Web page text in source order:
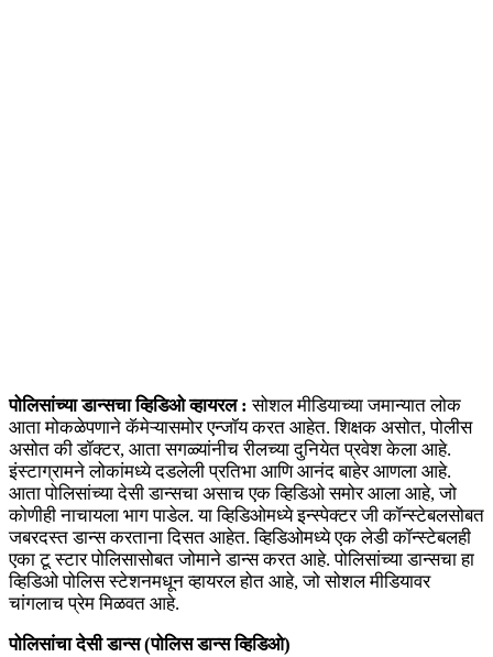
पोलिसांच्या डान्सचा व्हिडिओ व्हायरल :सोशल मीडियाच्या जमान्यात लोक
आता मोकळेपणाने कॅमेऱ्यासमोर एन्जॉय करत आहेत. शिक्षक असोत, पोलीस
असोत की डॉक्टर, आता सगळ्यांनीच रीलच्या दुनियेत प्रवेश केला आहे.
इंस्टाग्रामने लोकांमध्ये दडलेली प्रतिभा आणि आनंद बाहेर आणला आहे.
आता पोलिसांच्या देसी डान्सचा असाच एक व्हिडिओ समोर आला आहे, जो
कोणीही नाचायला भाग पाडेल. या व्हिडिओमध्ये इन्स्पेक्टर जी कॉन्स्टेबलसोबत
जबरदस्त डान्स करताना दिसत आहेत. व्हिडिओमध्ये एक लेडी कॉन्स्टेबलही
एका टू स्टार पोलिसासोबत जोमाने डान्स करत आहे. पोलिसांच्या डान्सचा हा
व्हिडिओ पोलिस स्टेशनमधून व्हायरल होत आहे, जो सोशल मीडियावर
चांगलाच प्रेम मिळवत आहे.
पोलिसांचा देसी डान्स (पोलिस डान्स व्हिडिओ)